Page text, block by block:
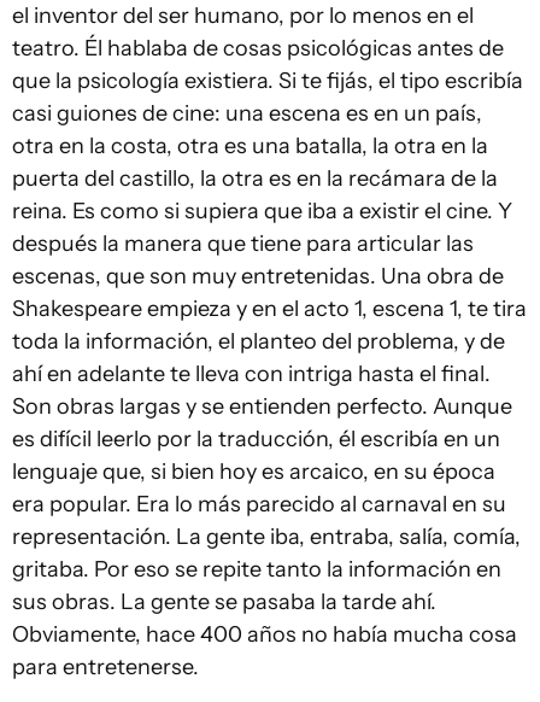
el inventor del ser humano, por lo menos en el
teatro. Él hablaba de cosas psicológicas antes de
que la psicología existiera. Si te fijás, el tipo escribía
casi guiones de cine: una escena es en un país,
otra en la costa, otra es una batalla, la otra en la
puerta del castillo, la otra es en la recámara de la
reina. Es como si supiera que iba a existir el cine. Y
después la manera que tiene para articular las
escenas, que son muy entretenidas. Una obra de
Shakespeare empieza y en el acto 1, escena 1, te tira
toda la información, el planteo del problema, y de
ahí en adelante te lleva con intriga hasta el final.
Son obras largas y se entienden perfecto. Aunque
es difícil leerlo por la traducción, él escribía en un
lenguaje que, si bien hoy es arcaico, en su época
era popular. Era lo más parecido al carnaval en su
representación. La gente iba, entraba, salía, comía,
gritaba. Por eso se repite tanto la información en
sus obras. La gente se pasaba la tarde ahí.
Obviamente, hace 400 años no había mucha cosa
para entretenerse.